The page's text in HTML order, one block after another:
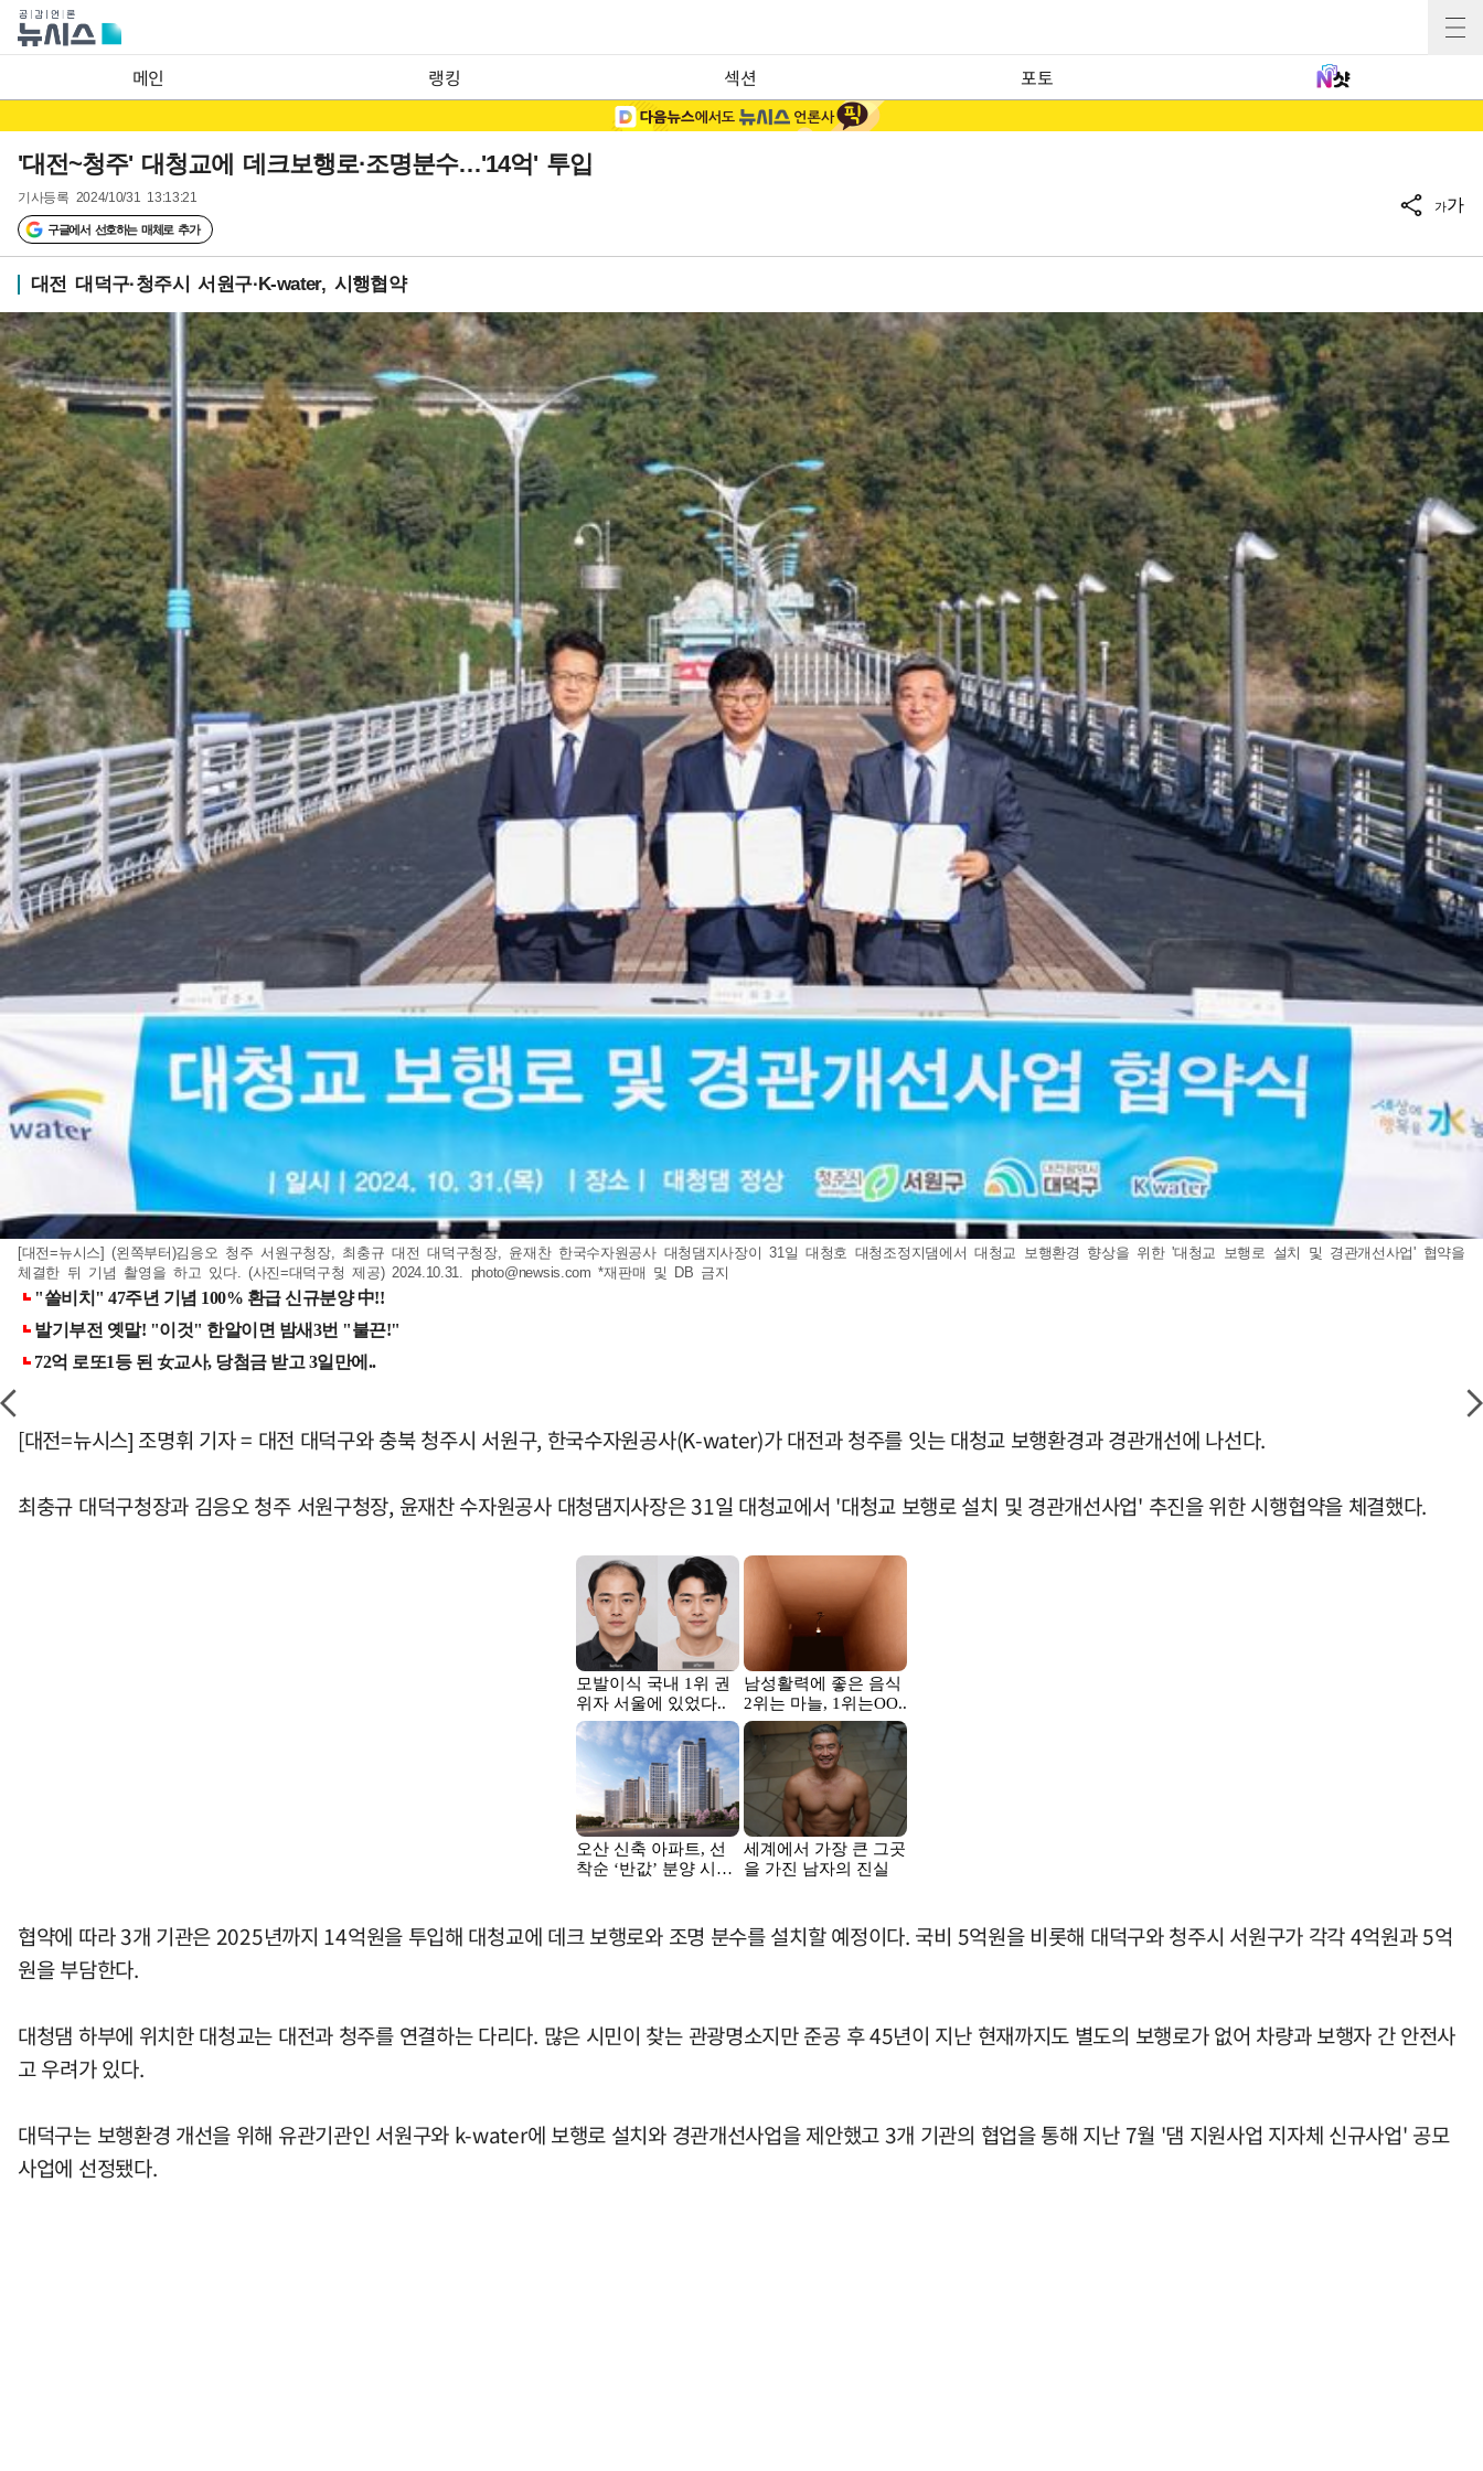
메인 랭킹 섹션 포토
'대전~청주' 대청교에 데크보행로·조명분수…'14억' 투입
기사등록 2024/10/31 13:13:21
구글에서 선호하는 매체로 추가
가가
대전 대덕구·청주시 서원구·K-water, 시행협약
[대전=뉴시스] (왼쪽부터)김응오 청주 서원구청장, 최충규 대전 대덕구청장, 윤재찬 한국수자원공사 대청댐지사장이 31일 대청호 대청조정지댐에서 대청교 보행환경 향상을 위한 '대청교 보행로 설치 및 경관개선사업' 협약을
체결한 뒤 기념 촬영을 하고 있다. (사진=대덕구청 제공) 2024.10.31. photo@newsis.com *재판매 및 DB 금지
[대전=뉴시스] 조명휘 기자 = 대전 대덕구와 충북 청주시 서원구, 한국수자원공사(K-water)가 대전과 청주를 잇는 대청교 보행환경과 경관개선에 나선다.
최충규 대덕구청장과 김응오 청주 서원구청장, 윤재찬 수자원공사 대청댐지사장은 31일 대청교에서 '대청교 보행로 설치 및 경관개선사업' 추진을 위한 시행협약을 체결했다.
협약에 따라 3개 기관은 2025년까지 14억원을 투입해 대청교에 데크 보행로와 조명 분수를 설치할 예정이다. 국비 5억원을 비롯해 대덕구와 청주시 서원구가 각각 4억원과 5억
원을 부담한다.
대청댐 하부에 위치한 대청교는 대전과 청주를 연결하는 다리다. 많은 시민이 찾는 관광명소지만 준공 후 45년이 지난 현재까지도 별도의 보행로가 없어 차량과 보행자 간 안전사
고 우려가 있다.
대덕구는 보행환경 개선을 위해 유관기관인 서원구와 k-water에 보행로 설치와 경관개선사업을 제안했고 3개 기관의 협업을 통해 지난 7월 '댐 지원사업 지자체 신규사업' 공모
사업에 선정됐다.